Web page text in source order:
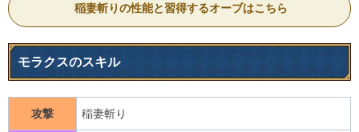
稲妻斬りの性能と習得するオーブはこちら
モラクスのスキル
攻撃 稲妻斬り